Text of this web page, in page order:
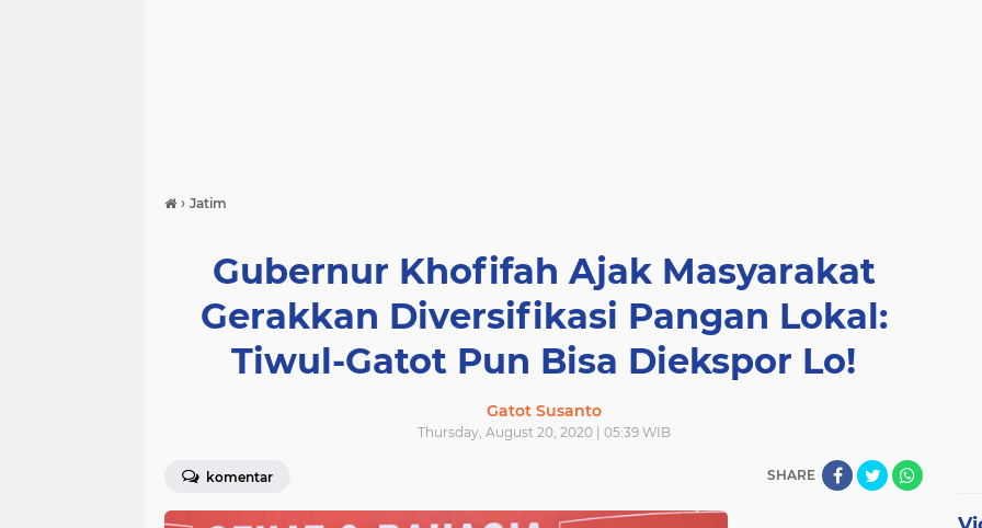
› Jatim
Gubernur Khofifah Ajak Masyarakat
Gerakkan Diversifikasi Pangan Lokal:
Tiwul-Gatot Pun Bisa Diekspor Lo!
Gatot Susanto
Thursday, August 20, 2020 | 05:39 WIB
komentar SHARE